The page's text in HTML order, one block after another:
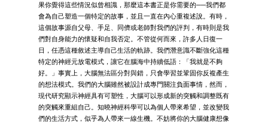
果你覺得這些情況似曾相識，那麼這本書正是你需要的──我們都
會為自己塑造一個特定的故事，並且一直在內心重複述說。有時，
這個故事源自父母、手足、同儕或老師對我們的評判，有時則是我
們對自身能力的懷疑和自我否定。不管從何而來，許多人日復一
日，任憑這種敘述主導自己生活的軌跡。我們潛意識不斷強化這種
特定的神經元放電模式，讓它在腦海中持續低語：「我就是不夠
好。」事實上，大腦無法區分對與錯，只會學習並鞏固你反複產生
的想法模式。我們的大腦雖然被設計成專門關注負面事情，然而，
現代研究顯示神經具有可塑性，大腦可以形成新的突觸和調整既有
的突觸來重組自己。知曉神經科學可以為個人帶來希望，並改變我
們的生活方式，似乎為人帶來一線生機。不妨將你的大腦健康想像